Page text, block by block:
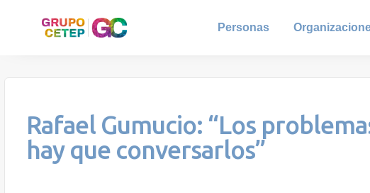
Personas
Rafael Gumucio: “Los
hay que conversarlos”